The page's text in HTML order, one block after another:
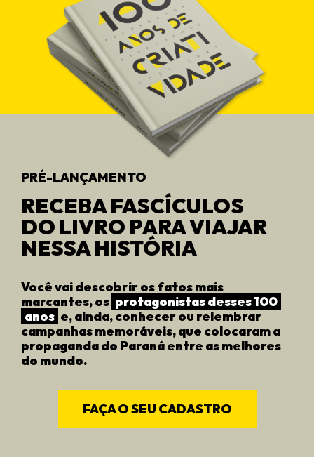
PRÉ-LANÇAMENTO
RECEBA FASCÍCULOS
DO LIVRO PARA VIAJAR
NESSA HISTÓRIA
Você vai descobrir os fatos mais
marcantes, os protagonistas desses 100
anos e, ainda, conhecer ou relembrar
campanhas memoráveis, que colocaram a
propaganda do Paraná entre as melhores
do mundo.
FAÇA O SEU CADASTRO